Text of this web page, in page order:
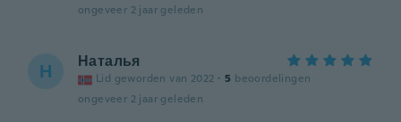
ongeveer 2 jaar geleden
Н Наталья
Lid geworden van 2022 · 5 beoordelingen
ongeveer 2 jaar geleden